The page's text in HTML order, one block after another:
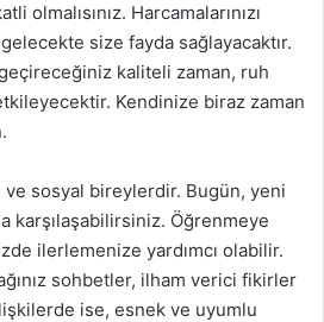
olmalısınız. Harcamalarınızı
size fayda sağlayacaktır.
kaliteli zaman, ruh
Kendinize biraz zaman
ve sosyal bireylerdir. Bugün, yeni
karşılaşabilirsiniz. Öğrenmeye
ilerlemenize yardımcı olabilir.
sohbetler, ilham verici fikirler
ise, esnek ve uyumlu